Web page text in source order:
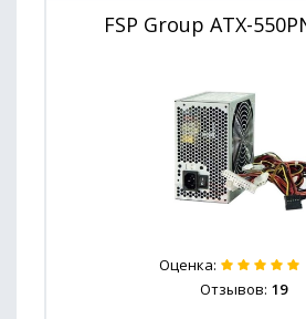
FSP Group ATX-
Оценка:
Отзывов: 19